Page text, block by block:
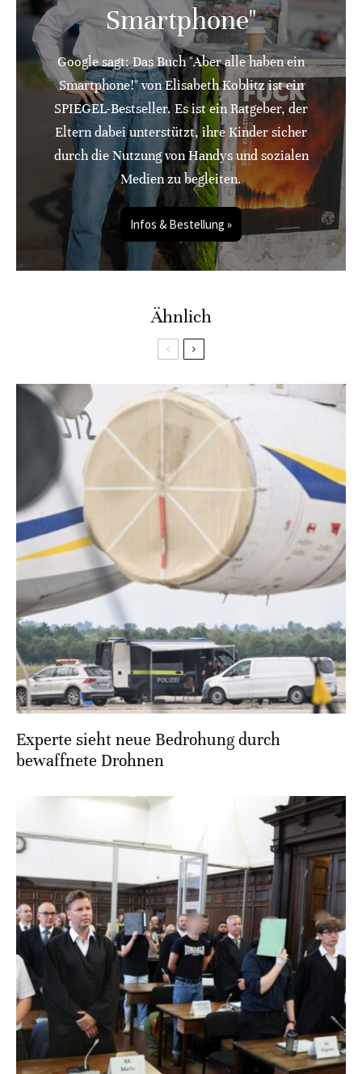
Smartphone"
Google sagt: Das Buch "Aber alle haben ein
Smartphone!" von Elisabeth Koblitz ist ein
SPIEGEL-Bestseller. Es ist ein Ratgeber, der
Eltern dabei unterstützt, ihre Kinder sicher
durch die Nutzung von Handys und sozialen
Medien zu begleiten.
Infos & Bestellung »
Ähnlich
Experte sieht neue Bedrohung durch
bewaffnete Drohnen